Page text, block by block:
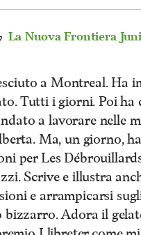
La Nuova Frontiera
a Montreal. Ha
Tutti i giorni. Poi
a lavorare nelle
Ma, un giorno,
per Les
Scrive e illustra
e arrampicarsi
bizzarro. Adora il